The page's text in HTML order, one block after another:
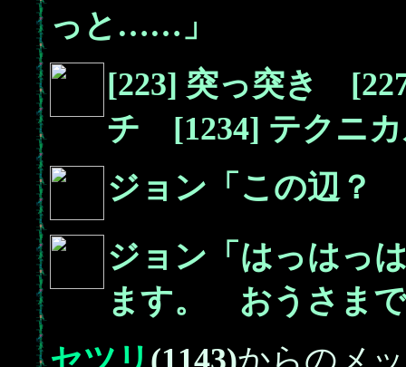
っと……」
[223] 突っ突き
チ [1234] テクニ
ジョン「この辺？
ジョン「はっはっ
ます。 おうさま
セツリ (1143)からのメ